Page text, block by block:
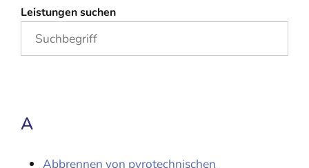
Leistungen suchen
A
Abbrennen von pyrotechnischen